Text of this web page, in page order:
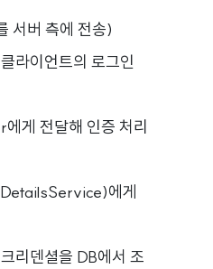
서버 측에 전송)
이언트의 로그인
게 전달해 인증 처리
에게
덴셜을 DB에서 조